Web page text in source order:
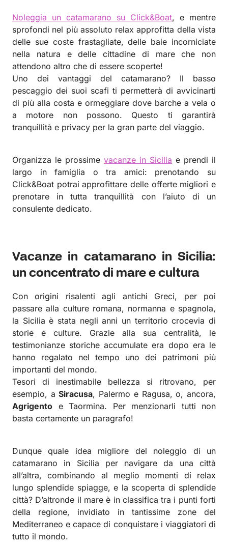
Noleggia un catamarano su Click&Boat, e mentre
sprofondi nel più assoluto relax approfitta della vista
delle sue coste frastagliate, delle baie incorniciate
nella natura e delle cittadine di mare che non
attendono altro che di essere scoperte!
Uno dei vantaggi del catamarano? Il basso
pescaggio dei suoi scafi ti permetterà di avvicinarti
di più alla costa e ormeggiare dove barche a vela o
a motore non possono. Questo ti garantirà
tranquillità e privacy per la gran parte del viaggio.
Organizza le prossime vacanze in Sicilia e prendi il
largo in famiglia o tra amici: prenotando su
Click&Boat potrai approfittare delle offerte migliori e
prenotare in tutta tranquillità con l’aiuto di un
consulente dedicato.
Vacanze in catamarano in Sicilia:
un concentrato di mare e cultura
Con origini risalenti agli antichi Greci, per poi
passare alla culture romana, normanna e spagnola,
la Sicilia è stata negli anni un territorio crocevia di
storie e culture. Grazie alla sua centralità, le
testimonianze storiche accumulate era dopo era le
hanno regalato nel tempo uno dei patrimoni più
importanti del mondo.
Tesori di inestimabile bellezza si ritrovano, per
esempio, aSiracusa, Palermo e Ragusa, o, ancora,
Agrigento e Taormina. Per menzionarli tutti non
basta certamente un paragrafo!
Dunque quale idea migliore del noleggio di un
catamarano in Sicilia per navigare da una città
all’altra, combinando al meglio momenti di relax
lungo splendide spiagge, e la scoperta di splendide
città? D’altronde il mare è in classifica tra i punti forti
della regione, invidiato in tantissime zone del
Mediterraneo e capace di conquistare i viaggiatori di
tutto il mondo.